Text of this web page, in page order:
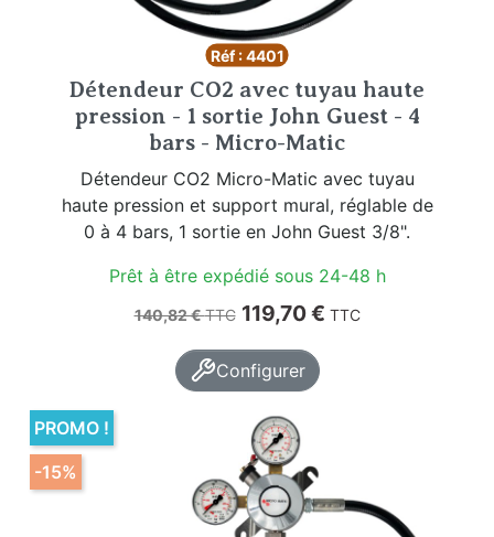
Réf : 4401
Détendeur CO2 avec tuyau haute
pression - 1 sortie John Guest - 4
bars - Micro-Matic
Détendeur CO2 Micro-Matic avec tuyau
haute pression et support mural, réglable de
0 à 4 bars, 1 sortie en John Guest 3/8".
Prêt à être expédié sous 24-48 h
Prix de base
140,82 €TTC Prix
119,70 € TTC
Configurer
PROMO !
-15%